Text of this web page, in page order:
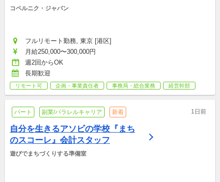
コペルニク・ジャパン
フルリモート勤務, 東京 [港区]
月給250,000〜300,000円
週2回からOK
長期歓迎
リモート可 企画・事業責任者 事務局・総合業務 経営幹部
パート 副業/パラレルキャリア 新着 1日前
自分を生きるアソビの学校『まち
のスコーレ』会計スタッフ
遊びでまちづくりする準備室